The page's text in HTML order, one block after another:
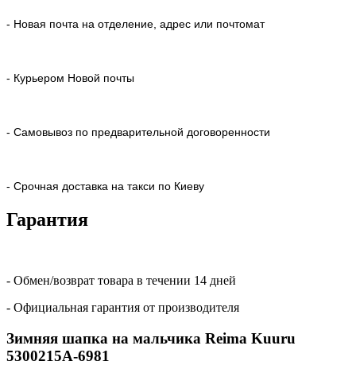
- Новая почта на отделение, адрес или почтомат
- Курьером Новой почты
- Самовывоз по предварительной договоренности
- Срочная доставка на такси по Киеву
Гарантия
- Обмен/возврат товара в течении 14 дней
- Официальная гарантия от производителя
Зимняя шапка на мальчика Reima Kuuru
5300215A-6981